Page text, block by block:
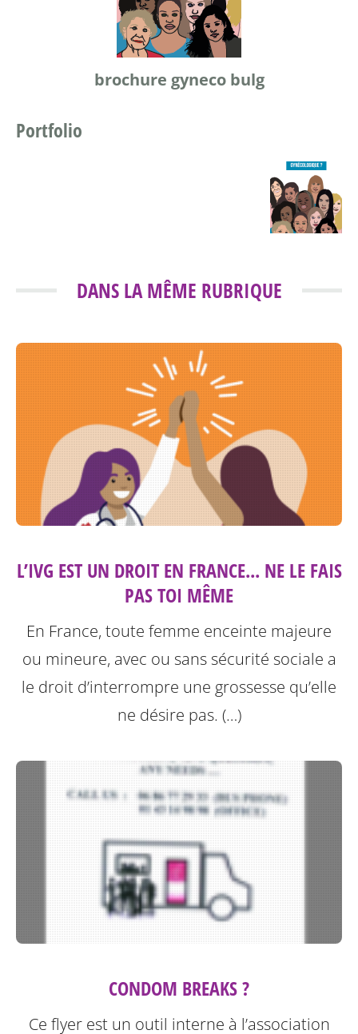
brochure gyneco bulg
Portfolio
DANS LA MÊME RUBRIQUE
L’IVG EST UN DROIT EN FRANCE... NE LE FAIS
PAS TOI MÊME
En France, toute femme enceinte majeure
ou mineure, avec ou sans sécurité sociale a
le droit d’interrompre une grossesse qu’elle
ne désire pas. (…)
CONDOM BREAKS ?
Ce flyer est un outil interne à l’association